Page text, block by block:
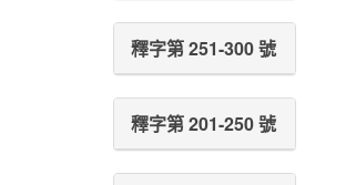
釋字第 251-300 號
釋字第 201-250 號